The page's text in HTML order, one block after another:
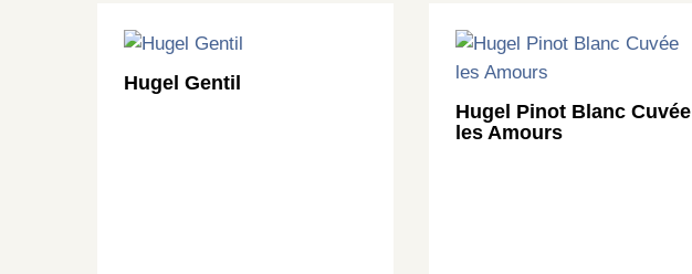
Hugel Gentil
Hugel Pinot Blanc Cuvée
les Amours